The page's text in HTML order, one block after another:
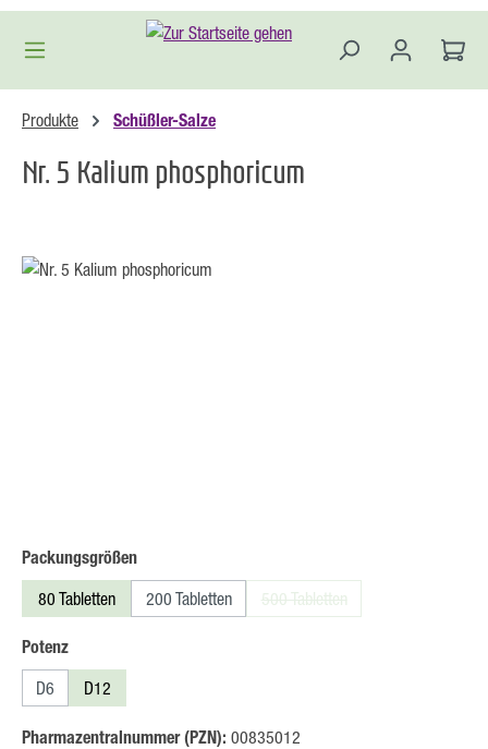
Zum Hauptinhalt springen
Produkte Schüßler-Salze
Nr. 5 Kalium phosphoricum
Bildergalerie überspringen
Packungsgrößenauswählen
80 Tabletten 200 Tabletten 500 Tabletten
(Diese Option ist zurzeit nicht
Potenzauswählen
D6 D12
Pharmazentralnummer (PZN): 00835012